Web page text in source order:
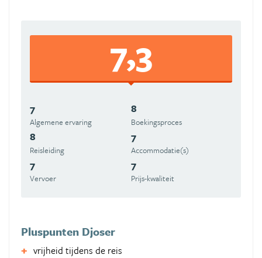
7,3
7
Algemene ervaring
8
Boekingsproces
8
Reisleiding
7
Accommodatie(s)
7
Vervoer
7
Prijs-kwaliteit
Pluspunten Djoser
vrijheid tijdens de reis